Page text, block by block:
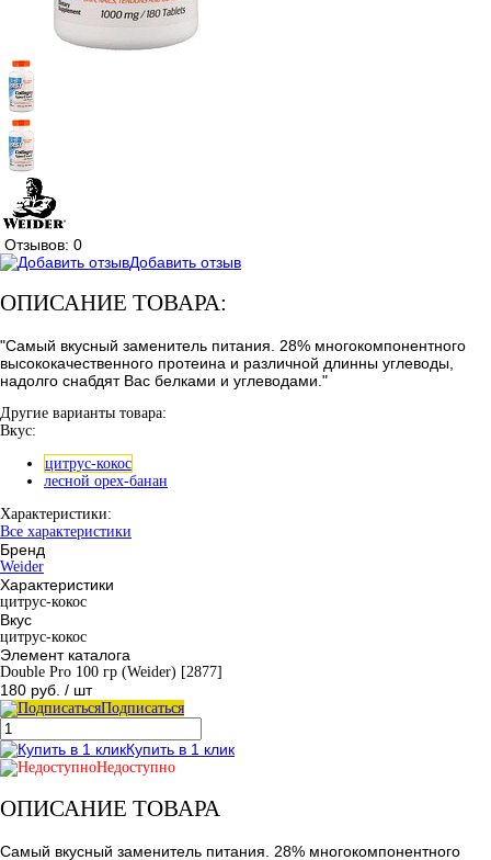
Отзывов: 0
Добавить отзыв
ОПИСАНИЕ ТОВАРА:
"Самый вкусный заменитель питания. 28% многокомпонентного
высококачественного протеина и различной длинны углеводы,
надолго снабдят Вас белками и углеводами."
Другие варианты товара:
Вкус:
цитрус-кокос
лесной орех-банан
Характеристики:
Все характеристики
Бренд
Weider
Характеристики
цитрус-кокос
Вкус
цитрус-кокос
Элемент каталога
Double Pro 100 гр (Weider) [2877]
180 руб. / шт
Подписаться
Купить в 1 клик
Недоступно
ОПИСАНИЕ ТОВАРА
Самый вкусный заменитель питания. 28% многокомпонентного